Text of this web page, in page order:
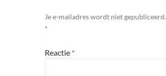
Je e-mailadres wordt niet gepubliceerd.
*
Reactie *